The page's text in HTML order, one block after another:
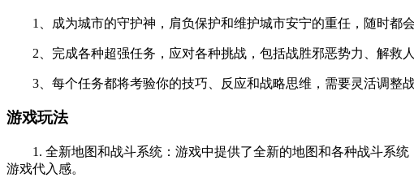
1、成为城市的守护神，肩负保护和维护城市安宁的重任，随时都会
2、完成各种超强任务，应对各种挑战，包括战胜邪恶势力、解救人
3、每个任务都将考验你的技巧、反应和战略思维，需要灵活调整
游戏玩法
1. 全新地图和战斗系统：游戏中提供了全新的地图和各种战斗系统
游戏代入感。